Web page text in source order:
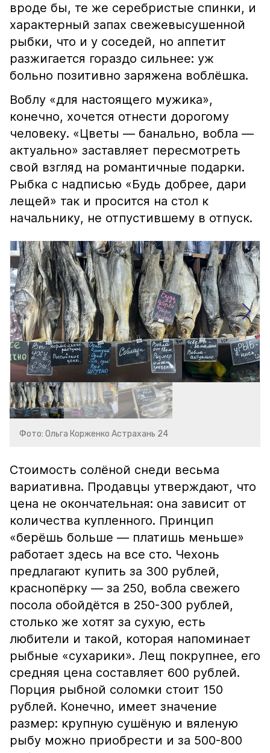
вроде бы, те же серебристые спинки, и
характерный запах свежевысушенной
рыбки, что и у соседей, но аппетит
разжигается гораздо сильнее: уж
больно позитивно заряжена воблёшка.
Воблу «для настоящего мужика»,
конечно, хочется отнести дорогому
человеку. «Цветы — банально, вобла —
актуально» заставляет пересмотреть
свой взгляд на романтичные подарки.
Рыбка с надписью «Будь добрее, дари
лещей» так и просится на стол к
начальнику, не отпустившему в отпуск.
Фото: Ольга Корженко Астрахань 24
Стоимость солёной снеди весьма
вариативна. Продавцы утверждают, что
цена не окончательная: она зависит от
количества купленного. Принцип
«берёшь больше — платишь меньше»
работает здесь на все сто. Чехонь
предлагают купить за 300 рублей,
краснопёрку — за 250, вобла свежего
посола обойдётся в 250-300 рублей,
столько же хотят за сухую, есть
любители и такой, которая напоминает
рыбные «сухарики». Лещ покрупнее, его
средняя цена составляет 600 рублей.
Порция рыбной соломки стоит 150
рублей. Конечно, имеет значение
размер: крупную сушёную и вяленую
рыбу можно приобрести и за 500-800